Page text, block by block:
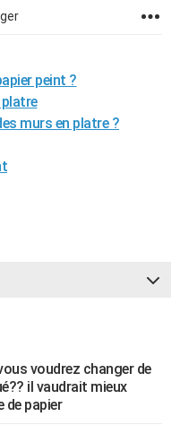
peint ?
murs en platre ?
voudrez changer de
il vaudrait mieux
de papier